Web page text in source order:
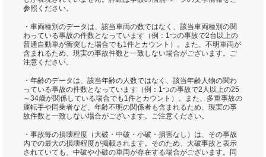
参照ください。
・車両種別のデータは、該当車両の数ではなく、該当車両種別の関
わっている事故の件数となっています（例：1つの事故で2台以上の
普通自動車が衝突した場合でも1件とカウント）。また、不明車両が
含まれるため、現実の事故件数と一致しない場合がございます。ご
注意ください。
・年齢のデータは、該当年齢の人数ではなく、該当年齢人物の関わ
っている事故の件数となっています（例：1つの事故で2人以上の25
～34歳が関係している場合でも1件とカウント）。また、多重事故の
運転手や同乗者など、年齢不明の関係者も含まれるため、現実の事
故件数と一致しない場合がございます。ご注意ください。
・事故毎の損壊程度（大破・中破・小破・損害なし）は、その事故
内での最大の損壊程度が掲載されます。そのため、大破事故と表示
されていても、中破や小破の車両が存在する場合がございます。同